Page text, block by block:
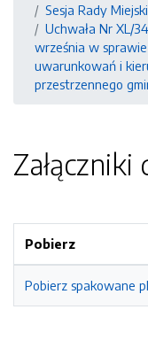
Sesja Rady
Uchwała Nr XL/
września w
uwarunkowań i
przestrzennego
Pobierz
Pobierz spakowane